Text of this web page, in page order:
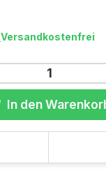
Versandkostenfrei
In den